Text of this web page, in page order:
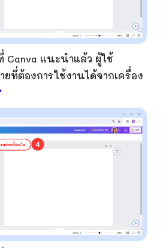
Canva แนะนำแล้ว ผู้ใช้
ยที่ต้องการใช้งานได้จากเครื่อง